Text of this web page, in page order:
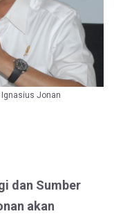
Ignasius Jonan
dan Sumber
akan